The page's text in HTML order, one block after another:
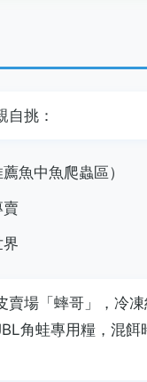
自挑：
魚中魚爬蟲區）
賣
賣場「蟀哥」，冷
角蛙專用糧，混餌